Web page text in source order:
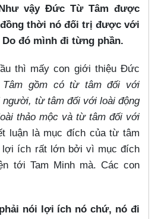
vậy Đức Từ Tâm được
thời nó đối trị được với
đó mình đi từng phần.
thì mấy con giới thiệu Đức
gồm có từ tâm đối với
từ tâm đối với loài động
thảo mộc và từ tâm đối với
luận là mục đích của từ tâm
lợi ích rất lớn bởi vì mục đích
tới Tam Minh mà. Các con
nói lợi ích nó chứ, nó đi